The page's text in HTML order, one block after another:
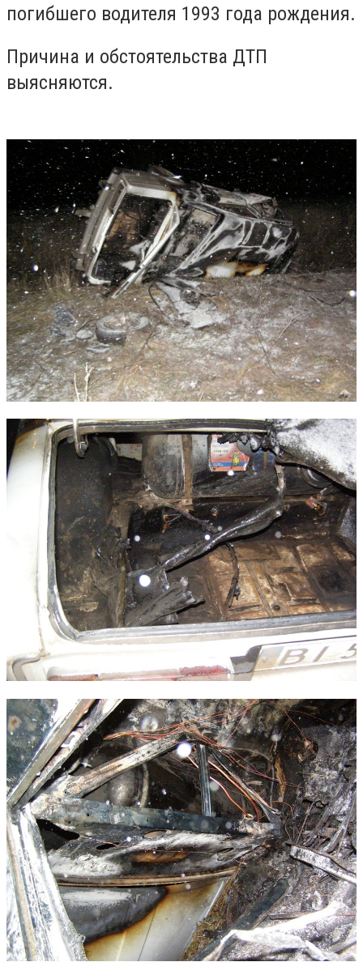
погибшего водителя 1993 года рождения.
Причина и обстоятельства ДТП
выясняются.